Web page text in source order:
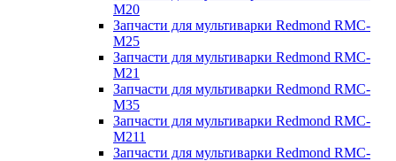
M20
Запчасти для мультиварки Redmond RMC-
M25
Запчасти для мультиварки Redmond RMC-
M21
Запчасти для мультиварки Redmond RMC-
M35
Запчасти для мультиварки Redmond RMC-
M211
Запчасти для мультиварки Redmond RMC-